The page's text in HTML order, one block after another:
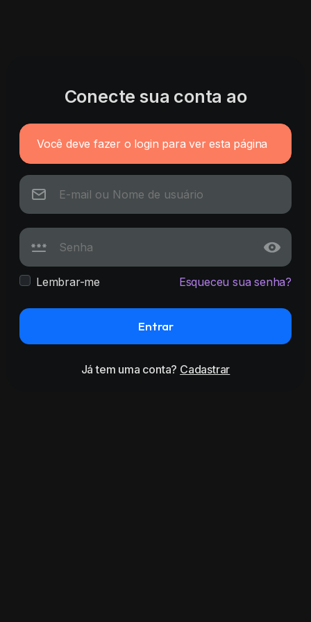
Conecte sua conta ao
Você deve fazer o login para ver esta página
Lembrar-me Esqueceu sua senha?
Entrar
Já tem uma conta? Cadastrar